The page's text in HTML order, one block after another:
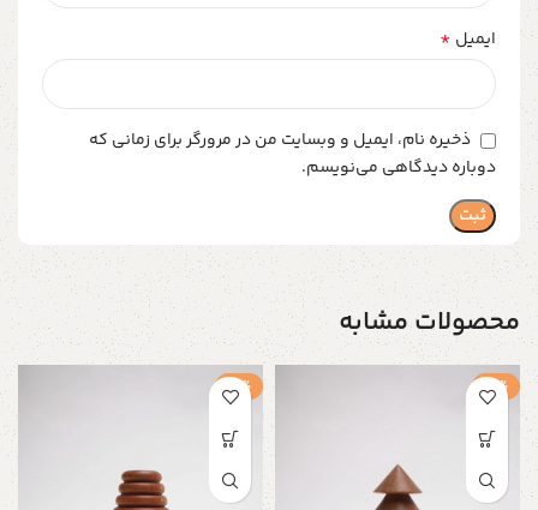
ایمیل *
ذخیره نام، ایمیل و وبسایت من در مرورگر برای زمانی که
دوباره دیدگاهی می‌نویسم.
محصولات مشابه
-5%
-5%